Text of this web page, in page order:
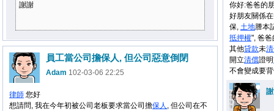
謝謝
你好:爸爸的
好朋友關係
保, 土地謄本
抵押權", 爸
其他貸款未
開立清償證明
不會變成要
員工當公司擔保人, 但公司惡意倒閉
Adam 102-03-06 22:25
律師 您好
想請問, 我在今年初被公司老板要求當公司擔保人 , 但公司在不